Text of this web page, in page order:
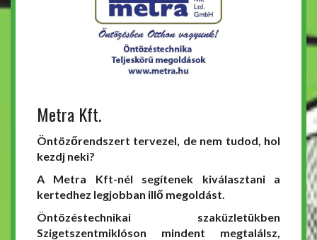
Metra Kft.
Öntözőrendszert tervezel, de nem tudod, hol
kezdj neki?
A Metra Kft-nél segítenek kiválasztani a
kertedhez legjobban illő megoldást.
Öntözéstechnikai szaküzletükben
Szigetszentmiklóson mindent megtalálsz,